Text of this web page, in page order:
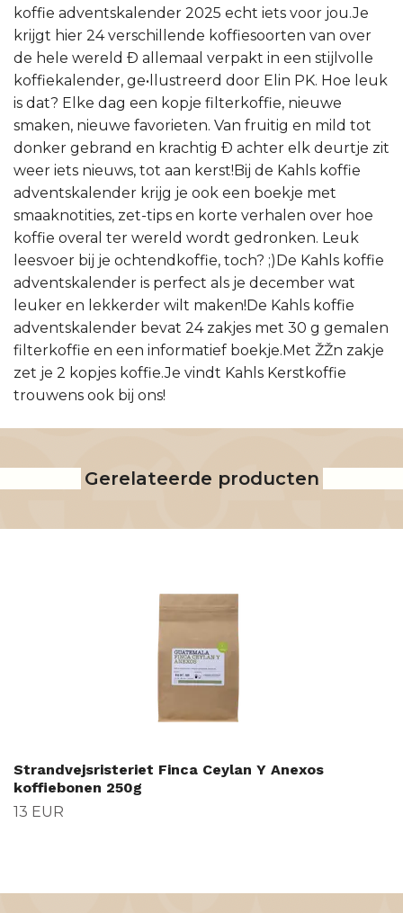
koffie adventskalender 2025 echt iets voor jou.Je
krijgt hier 24 verschillende koffiesoorten van over
de hele wereld Ð allemaal verpakt in een stijlvolle
koffiekalender, ge•llustreerd door Elin PK. Hoe leuk
is dat? Elke dag een kopje filterkoffie, nieuwe
smaken, nieuwe favorieten. Van fruitig en mild tot
donker gebrand en krachtig Ð achter elk deurtje zit
weer iets nieuws, tot aan kerst!Bij de Kahls koffie
adventskalender krijg je ook een boekje met
smaaknotities, zet-tips en korte verhalen over hoe
koffie overal ter wereld wordt gedronken. Leuk
leesvoer bij je ochtendkoffie, toch? ;)De Kahls koffie
adventskalender is perfect als je december wat
leuker en lekkerder wilt maken!De Kahls koffie
adventskalender bevat 24 zakjes met 30 g gemalen
filterkoffie en een informatief boekje.Met ŽŽn zakje
zet je 2 kopjes koffie.Je vindt Kahls Kerstkoffie
trouwens ook bij ons!
Gerelateerde producten
Strandvejsristeriet Finca Ceylan Y Anexos
koffiebonen 250g
13 EUR